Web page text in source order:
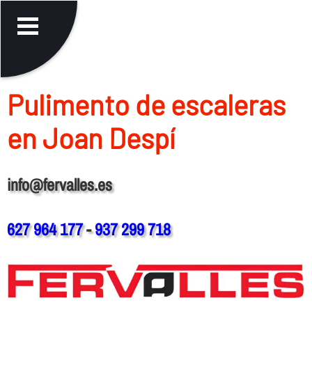
Pulimento de escaleras
en Joan Despí
info@fervalles.es
627 964 177-937 299 718